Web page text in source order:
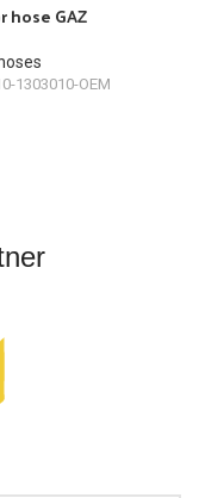
hose GAZ
1303010-OEM